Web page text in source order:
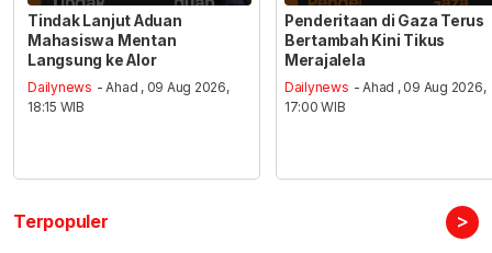
Tindak Lanjut Aduan
Mahasiswa Mentan
Langsung ke Alor
Dailynews - Ahad , 09 Aug 2026,
18:15 WIB
Penderitaan di Gaza Terus
Bertambah Kini Tikus
Merajalela
Dailynews - Ahad , 09 Aug 2026,
17:00 WIB
Terpopuler >